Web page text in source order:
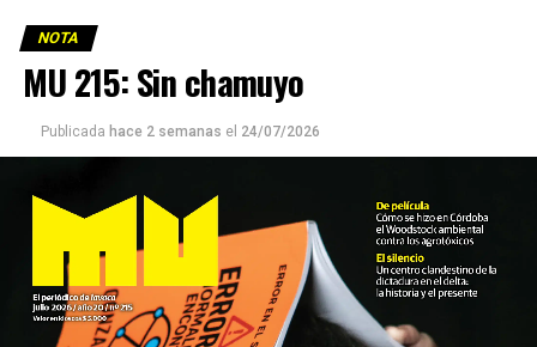
NOTA
MU 215: Sin chamuyo
Publicada hace 2 semanas el 24/07/2026